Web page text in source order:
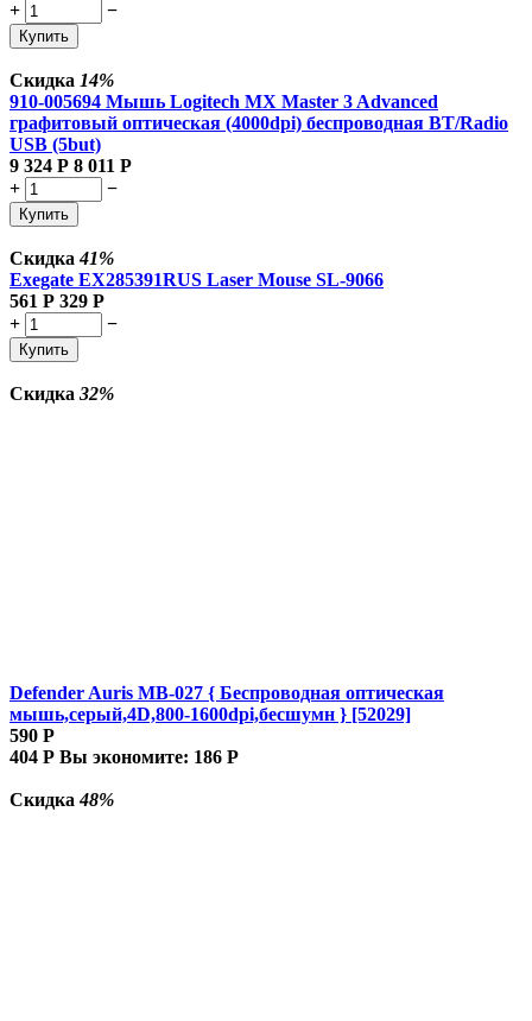
+ −
Купить
Скидка 14%
910-005694 Мышь Logitech MX Master 3 Advanced
графитовый оптическая (4000dpi) беспроводная BT/Radio
USB (5but)
9 324 Р 8 011 Р
+
−
Купить
Скидка41%
Exegate EX285391RUS Laser Mouse SL-9066
561 Р 329 Р
+
−
Купить
Скидка 32%
Defender Auris MB-027 { Беспроводная оптическая
мышь,серый,4D,800-1600dpi,бесшумн } [52029]
590 Р
404 Р Вы экономите: 186 Р
Скидка48%